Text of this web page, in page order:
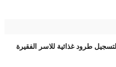
طرود غذائية للاسر الفقيرة